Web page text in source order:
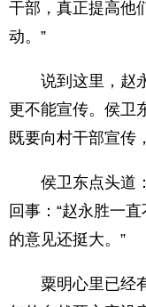
干部，真正提高他
动。”
说到这里，赵永
更不能宣传。侯卫
既要向村干部宣传
侯卫东点头道：
回事：“赵永胜一
的意见还挺大。”
粟明心里已经有